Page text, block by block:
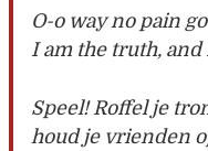
O-o way no pain
I am the truth, and
Speel! Roffel je
houd je vrienden